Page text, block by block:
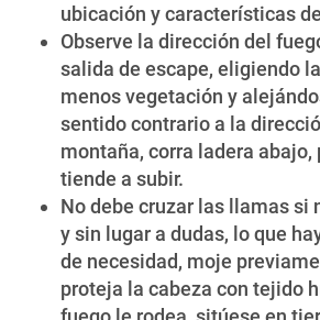
ubicación y características
Observe la dirección del
salida de escape, eligiendo
menos vegetación y
sentido contrario a la
montaña, corra ladera abajo,
tiende a subir.
No debe cruzar las llamas si
y sin lugar a dudas, lo que
de necesidad, moje
proteja la cabeza con tejido